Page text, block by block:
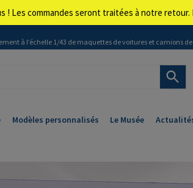
à l’échelle 1/43 de maquettes de voitures et camions
Modèles personnalisés Le Musée
! Les commandes seront traitées à notre retour.